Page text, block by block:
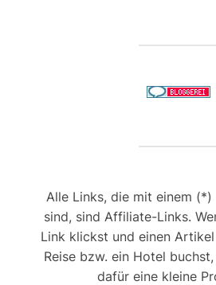
Alle Links, die mit einem
sind, sind Affiliate-Links.
Link klickst und einen
Reise bzw. ein Hotel
dafür eine kleine